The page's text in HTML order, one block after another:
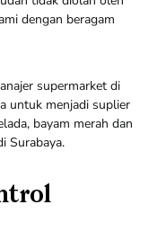
dengan beragam
supermarket di
untuk menjadi suplier
bayam merah dan
Surabaya.